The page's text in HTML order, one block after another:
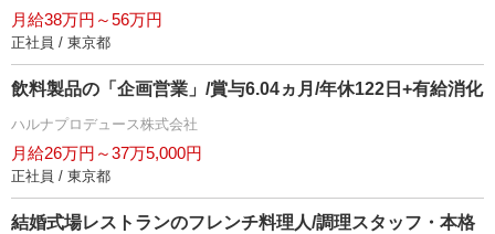
月給38万円～56万円
正社員 / 東京都
飲料製品の「企画営業」/賞与6.04ヵ月/年休122日+有給消化
ハルナプロデュース株式会社
月給26万円～37万5,000円
正社員 / 東京都
結婚式場レストランのフレンチ料理人/調理スタッフ・本格